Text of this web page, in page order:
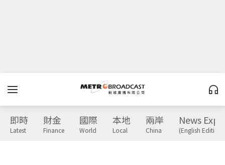
即時
Latest
財金
Finance
國際
World
本地
Local
兩岸
China
News
(English Edition)